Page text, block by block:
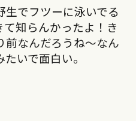
でフツーに泳いでる
知らんかったよ！き
前なんだろうね〜なん
いで面白い。